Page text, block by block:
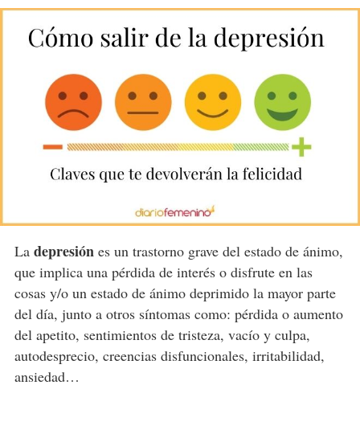
La depresiónes un trastorno grave del estado de ánimo,
que implica una pérdida de interés o disfrute en las
cosas y/o un estado de ánimo deprimido la mayor parte
del día, junto a otros síntomas como: pérdida o aumento
del apetito, sentimientos de tristeza, vacío y culpa,
autodesprecio, creencias disfuncionales, irritabilidad,
ansiedad…